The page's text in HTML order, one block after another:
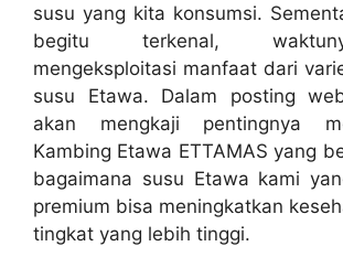
susu yang kita konsumsi.
begitu terkenal,
mengeksploitasi manfaat dari
susu Etawa. Dalam posting
akan mengkaji pentingnya
Kambing Etawa ETTAMAS yang
bagaimana susu Etawa kami
premium bisa meningkatkan
tingkat yang lebih tinggi.